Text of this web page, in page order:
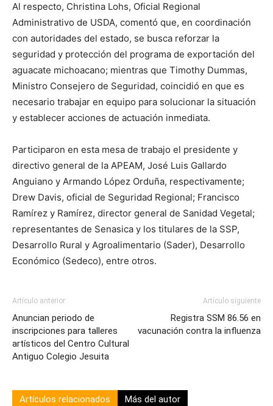
Al respecto, Christina Lohs, Oficial Regional
Administrativo de USDA, comentó que, en coordinación
con autoridades del estado, se busca reforzar la
seguridad y protección del programa de exportación del
aguacate michoacano; mientras que Timothy Dummas,
Ministro Consejero de Seguridad, coincidió en que es
necesario trabajar en equipo para solucionar la situación
y establecer acciones de actuación inmediata.
Participaron en esta mesa de trabajo el presidente y
directivo general de la APEAM, José Luis Gallardo
Anguiano y Armando López Orduña, respectivamente;
Drew Davis, oficial de Seguridad Regional; Francisco
Ramírez y Ramírez, director general de Sanidad Vegetal;
representantes de Senasica y los titulares de la SSP,
Desarrollo Rural y Agroalimentario (Sader), Desarrollo
Económico (Sedeco), entre otros.
Artículo anterior
Anuncian periodo de
inscripciones para talleres
artísticos del Centro Cultural
Antiguo Colegio Jesuita
Artículo siguiente
Registra SSM 86.56 en
vacunación contra la influenza
Artículos relacionados Más del autor